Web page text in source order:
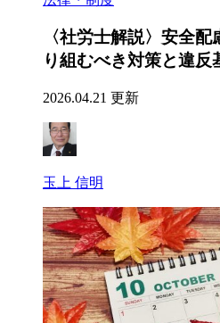
〈社労士解説〉安全
り組むべき対策と違反
2026.04.21 更新
玉上 信明